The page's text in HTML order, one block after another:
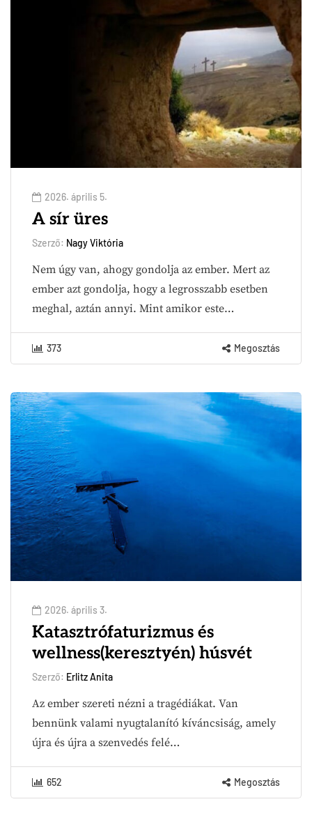
2026. április 5.
A sír üres
Szerző: Nagy Viktória
Nem úgy van, ahogy gondolja az ember. Mert az
ember azt gondolja, hogy a legrosszabb esetben
meghal, aztán annyi. Mint amikor este…
373 Megosztás
2026. április 3.
Katasztrófaturizmus és
wellness(keresztyén) húsvét
Szerző: Erlitz Anita
Az ember szereti nézni a tragédiákat. Van
bennünk valami nyugtalanító kíváncsiság, amely
újra és újra a szenvedés felé…
652 Megosztás